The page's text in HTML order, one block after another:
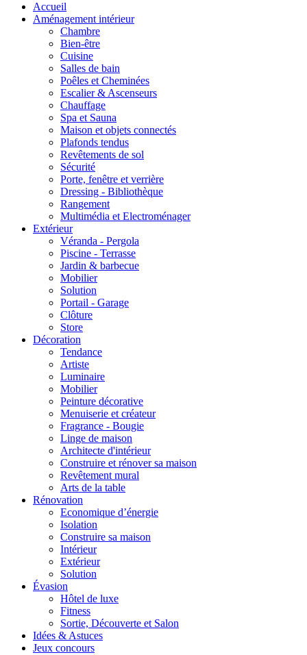
Accueil
Aménagement intérieur
Chambre
Bien-être
Cuisine
Salles de bain
Poêles et Cheminées
Escalier & Ascenseurs
Chauffage
Spa et Sauna
Maison et objets connectés
Plafonds tendus
Revêtements de sol
Sécurité
Porte, fenêtre et verrière
Dressing - Bibliothèque
Rangement
Multimédia et Electroménager
Extérieur
Véranda - Pergola
Piscine - Terrasse
Jardin & barbecue
Mobilier
Solution
Portail - Garage
Clôture
Store
Décoration
Tendance
Artiste
Luminaire
Mobilier
Peinture décorative
Menuiserie et créateur
Fragrance - Bougie
Linge de maison
Architecte d'intérieur
Construire et rénover sa maison
Revêtement mural
Arts de la table
Rénovation
Economique d’énergie
Isolation
Construire sa maison
Intérieur
Extérieur
Solution
Évasion
Hôtel de luxe
Fitness
Sortie, Découverte et Salon
Idées & Astuces
Jeux concours